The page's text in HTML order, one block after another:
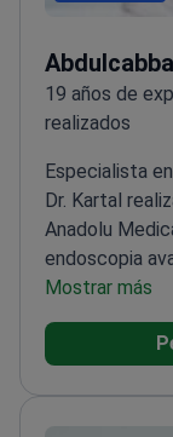
19 años de
realizados
Especialista
Dr. Kartal
Anadolu
endoscopia
Turca de
de vesícula
diagnóstico
Mostrar más